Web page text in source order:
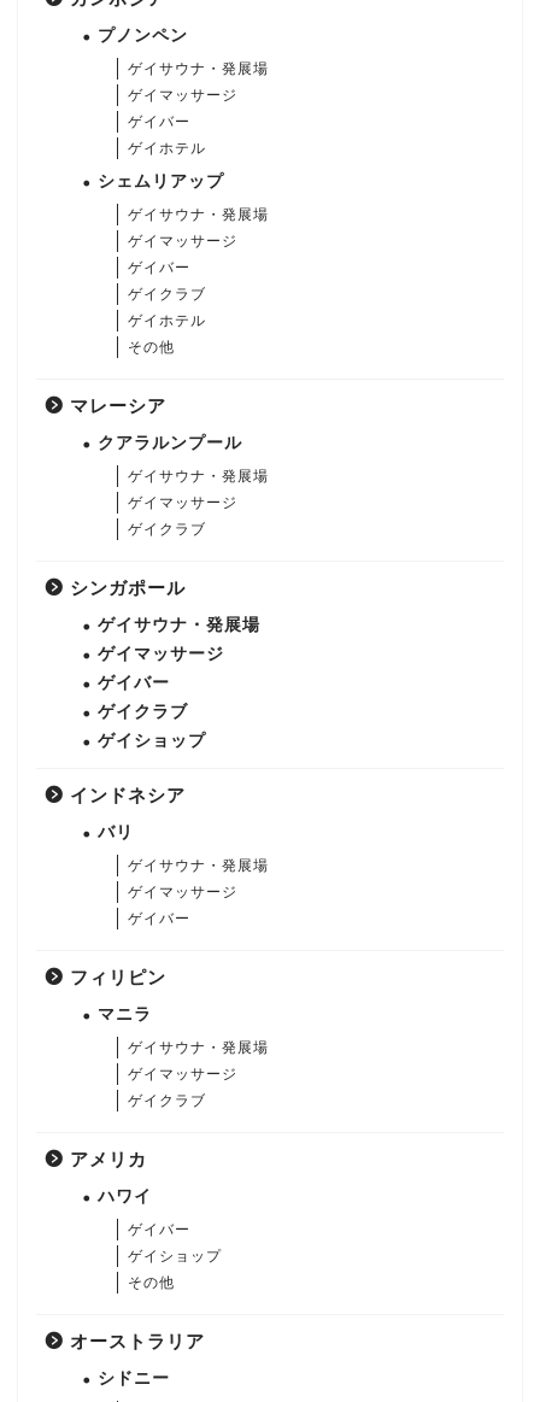
プノンペン
ゲイサウナ・発展場
ゲイマッサージ
ゲイバー
ゲイホテル
シェムリアップ
ゲイサウナ・発展場
ゲイマッサージ
ゲイバー
ゲイクラブ
ゲイホテル
その他
マレーシア
クアラルンプール
ゲイサウナ・発展場
ゲイマッサージ
ゲイクラブ
シンガポール
ゲイサウナ・発展場
ゲイマッサージ
ゲイバー
ゲイクラブ
ゲイショップ
インドネシア
バリ
ゲイサウナ・発展場
ゲイマッサージ
ゲイバー
フィリピン
マニラ
ゲイサウナ・発展場
ゲイマッサージ
ゲイクラブ
アメリカ
ハワイ
ゲイバー
ゲイショップ
その他
オーストラリア
シドニー